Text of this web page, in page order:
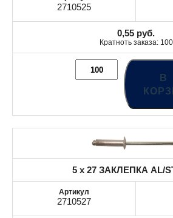
2710525
0,55 руб.
Кратноть заказа: 100
В
5 x 27 ЗАКЛЕПКА AL/
2710527